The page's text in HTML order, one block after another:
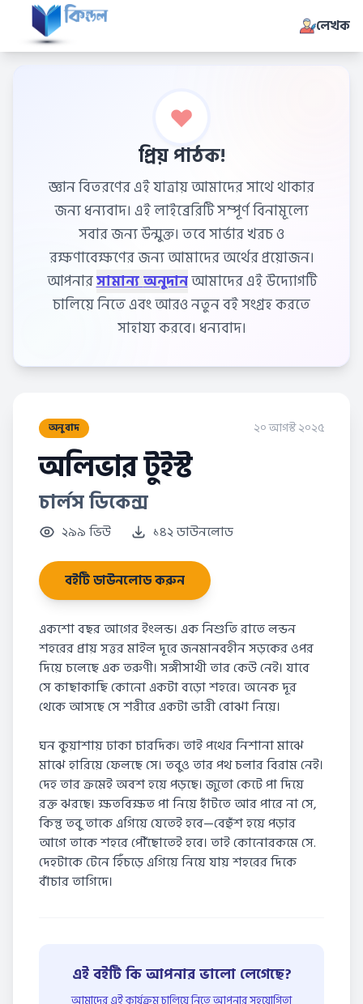
লেখক
প্রিয় পাঠক!
জ্ঞান বিতরণের এই যাত্রায় আমাদের সাথে থাকার
জন্য ধন্যবাদ। এই লাইব্রেরিটি সম্পূর্ণ বিনামূল্যে
সবার জন্য উন্মুক্ত। তবে সার্ভার খরচ ও
রক্ষণাবেক্ষণের জন্য আমাদের অর্থের প্রয়োজন।
আপনার
সামান্য অনুদানআমাদের এই উদ্যোগটি
চালিয়ে নিতে এবং আরও নতুন বই সংগ্রহ করতে
সাহায্য করবে। ধন্যবাদ।
অনুবাদ ২০ আগস্ট ২০২৫
অলিভার টুইস্ট
চার্লস ডিকেন্স
২৯৯ ভিউ ১৪২ ডাউনলোড
বইটি ডাউনলোড করুন
একশো বছর আগের ইংলন্ড। এক নিশুতি রাতে লন্ডন
শহরের প্রায় সত্তর মাইল দূরে জনমানবহীন সড়কের ওপর
দিয়ে চলেছে এক তরুণী। সঙ্গীসাথী তার কেউ নেই। যাবে
সে কাছাকাছি কোনো একটা বড়ো শহরে। অনেক দূর
থেকে আসছে সে শরীরে একটা ভারী বোঝা নিয়ে।
ঘন কুয়াশায় ঢাকা চারদিক। তাই পথের নিশানা মাঝে
মাঝে হারিয়ে ফেলছে সে। তবুও তার পথ চলার বিরাম নেই।
দেহ তার ক্রমেই অবশ হয়ে পড়ছে। জুতো কেটে পা দিয়ে
রক্ত ঝরছে। ক্ষতবিক্ষত পা নিয়ে হাঁটতে আর পারে না সে,
কিন্তু তবু তাকে এগিয়ে যেতেই হবে—বেহুঁশ হয়ে পড়ার
আগে তাকে শহরে পৌঁছোতেই হবে। তাই কোনোরকমে সে.
দেহটাকে টেনে হিঁচড়ে এগিয়ে নিয়ে যায় শহরের দিকে
বাঁচার তাগিদে।
এই বইটি কি আপনার ভালো লেগেছে?